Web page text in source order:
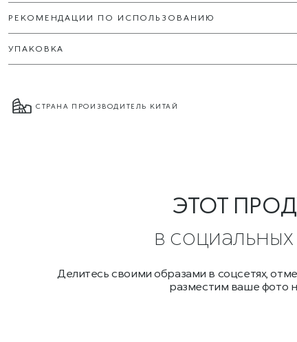
РЕКОМЕНДАЦИИ ПО ИСПОЛЬЗОВАНИЮ
УПАКОВКА
СТРАНА ПРОИЗВОДИТЕЛЬ КИТАЙ
ЭТОТ
в социальных
Делитесь своими образами в соцсетях,
разместим ваше фото